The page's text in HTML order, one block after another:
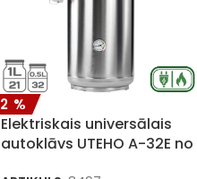
Elektriskais universālais
autoklāvs UTEHO A-32E no